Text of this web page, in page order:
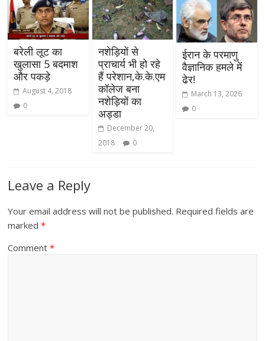
बरेली लूट का
खुलासा 5 बदमाश
और पकड़े
August 4, 2018
0
नशेड़ियों से
प्राचार्य भी हो रहे
हैं परेशान,के.के.एम
कॉलेज बना
नशेड़ियों का
अड्डा
December 20,
2018
0
ईरान के परमाणु
वैज्ञानिक हमले में
ढेर!
March 13, 2026
0
Leave a Reply
Your email address will not be published. Required fields are
marked*
Comment*